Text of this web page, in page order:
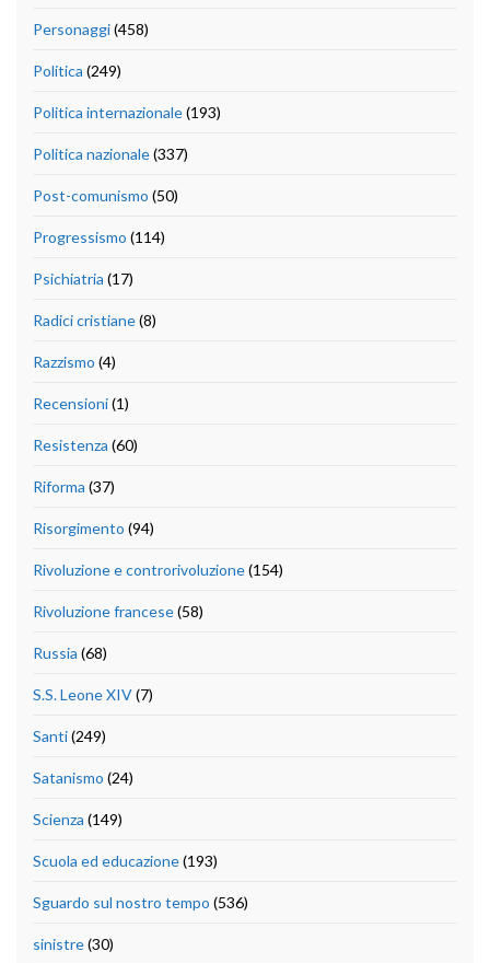
Personaggi(458)
Politica (249)
Politica internazionale(193)
Politica nazionale(337)
Post-comunismo (50)
Progressismo (114)
Psichiatria (17)
Radici cristiane(8)
Razzismo (4)
Recensioni(1)
Resistenza (60)
Riforma (37)
Risorgimento (94)
Rivoluzione e controrivoluzione(154)
Rivoluzione francese(58)
Russia (68)
S.S. Leone XIV(7)
Santi(249)
Satanismo (24)
Scienza (149)
Scuola ed educazione(193)
Sguardo sul nostro tempo (536)
sinistre(30)